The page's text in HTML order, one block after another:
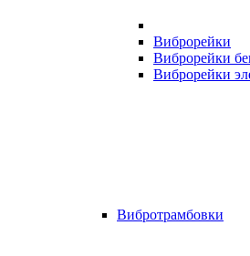
Виброрейки
Виброрейки
Виброрейки
Вибротрамбовки